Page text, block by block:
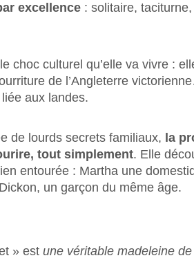
excellence : solitaire,
choc culturel qu’elle va vivre :
de l’Angleterre
aux landes.
de lourds secrets familiaux, la
tout simplement. Elle
entourée : Martha une
un garçon du même âge.
» est une véritable madeleine